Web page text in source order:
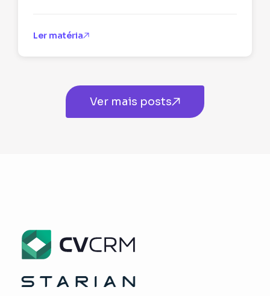
Ler matéria
Ver mais posts